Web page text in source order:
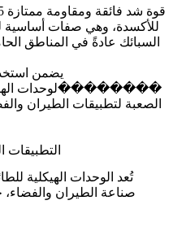
للأكسدة، وهي صفات أساسية
السبائك عادةً في المناطق
يضمن
��������لوحدات
الصعبة لتطبيقات الطيران
التطبيقات
تُعد الوحدات الهيكلية
صناعة الطيران